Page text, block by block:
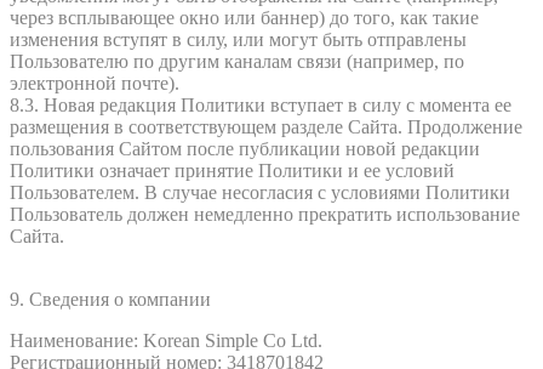
через всплывающее окно или баннер) до того, как такие
изменения вступят в силу, или могут быть отправлены
Пользователю по другим каналам связи (например, по
электронной почте).
8.3. Новая редакция Политики вступает в силу с момента ее
размещения в соответствующем разделе Сайта. Продолжение
пользования Сайтом после публикации новой редакции
Политики означает принятие Политики и ее условий
Пользователем. В случае несогласия с условиями Политики
Пользователь должен немедленно прекратить использование
Сайта.
9. Сведения о компании
Наименование: Korean Simple Co Ltd.
Регистрационный номер: 3418701842